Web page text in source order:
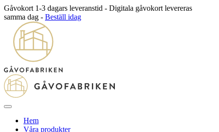
Gåvokort 1-3 dagars leveranstid - Digitala gåvokort levereras
samma dag - Beställ idag
Hem
Våra produkter